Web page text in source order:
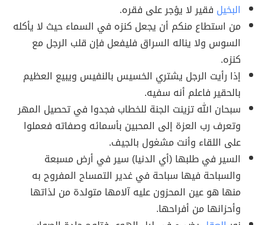
البخيل فقير لا يؤجر على فقره.
من استطاع منكم أن يجعل كنزه في السماء حيث لا يأكله
السوس ولا يناله السراق فليفعل فإن قلب الرجل مع
كنزه.
إذا رأيت الرجل يشتري الخسيس بالنفيس ويبيع العظيم
بالحقير فاعلم أنه سفيه.
سبحان الله تزينت الجنة للخطاب فجدوا في تحصيل المهر
وتعرف رب العزة إلى المحبين بأسمائه وصفاته فعملوا
على اللقاء وأنت مشغول بالجيف.
السير في طلبها (أي الدنيا) سير في أرض مسبعة
والسباحة فيها سباحة في غدير التمساح المفروح به
منها هو عين المحزون عليه آلامها متولدة من لذاتها
وأحزانها من أفراحها.